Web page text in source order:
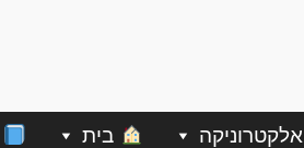
אלקטרוניקה בית